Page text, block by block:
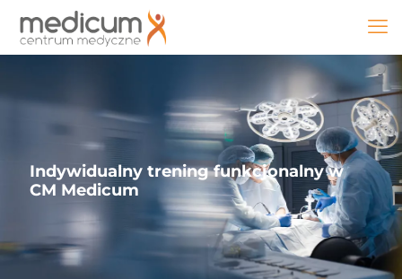
Indywidualny trening funkcjonalny w
CM Medicum